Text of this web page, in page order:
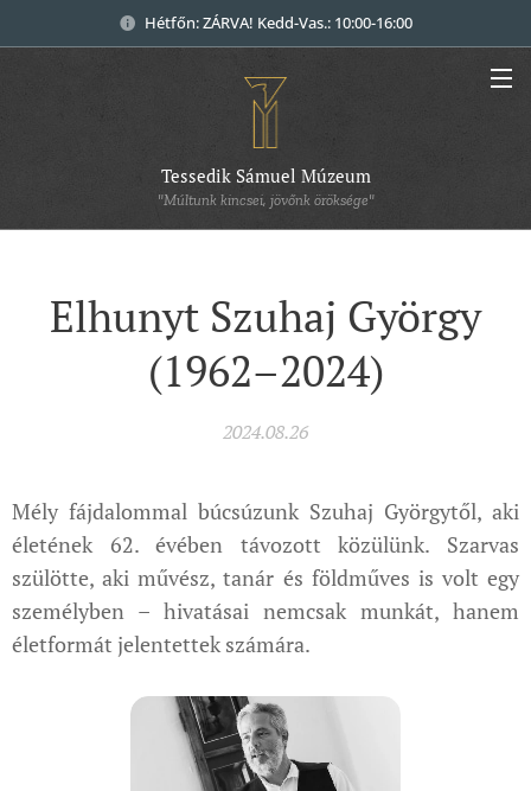
Hétfőn: ZÁRVA! Kedd-Vas.: 10:00-16:00
Tessedik Sámuel Múzeum
"Múltunk kincsei, jövőnk öröksége"
Elhunyt Szuhaj György
(1962–2024)
2024.08.26
Mély fájdalommal búcsúzunk Szuhaj Györgytől, aki
életének 62. évében távozott közülünk. Szarvas
szülötte, aki művész, tanár és földműves is volt egy
személyben – hivatásai nemcsak munkát, hanem
életformát jelentettek számára.